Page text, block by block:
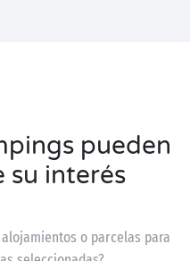
pueden
su interés
o parcelas para